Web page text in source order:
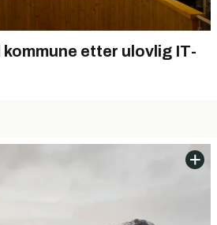
etter ulovlig IT-